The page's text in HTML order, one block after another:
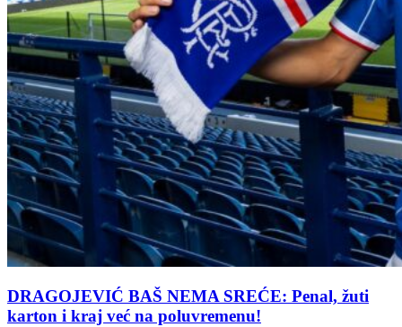
DRAGOJEVIĆ BAŠ NEMA SREĆE: Penal, žuti
karton i kraj već na poluvremenu!